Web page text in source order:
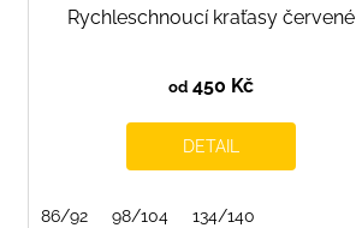
Rychleschnoucí kraťasy červené
od 450 Kč
DETAIL
86/92 98/104 134/140